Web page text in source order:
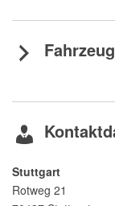
Stuttgart
Rotweg 21